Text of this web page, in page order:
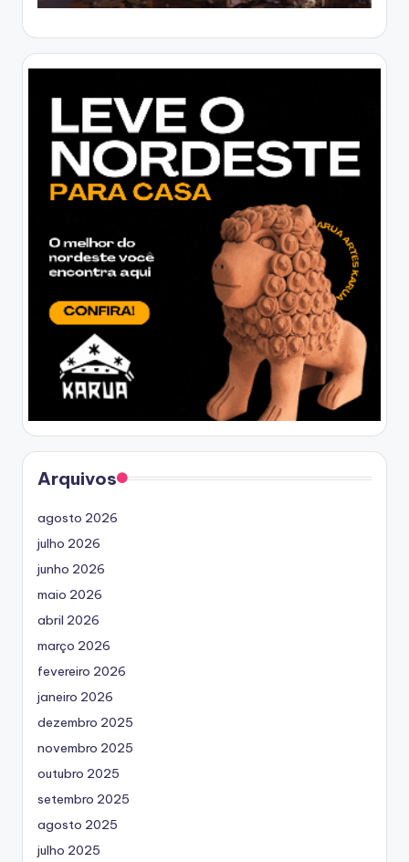
Arquivos
agosto 2026
julho 2026
junho 2026
maio 2026
abril 2026
março 2026
fevereiro 2026
janeiro 2026
dezembro 2025
novembro 2025
outubro 2025
setembro 2025
agosto 2025
julho 2025